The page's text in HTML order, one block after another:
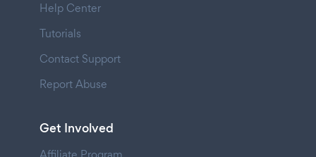
Help Center
Tutorials
Contact Support
Report Abuse
Get Involved